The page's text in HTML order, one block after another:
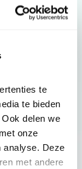
te
te bieden
delen we
onze
analyse. Deze
met andere
en tips